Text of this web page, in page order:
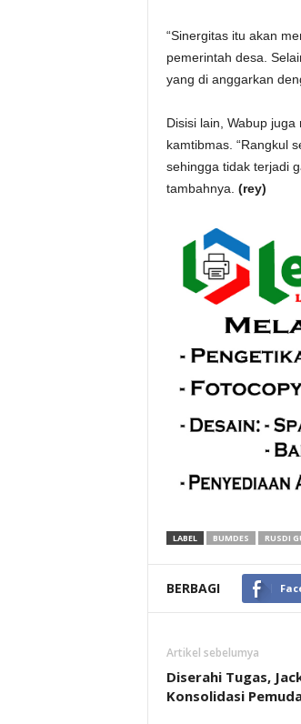
“Sinergitas itu akan
pemerintah desa.
yang di anggarkan
Disisi lain, Wabup
kamtibmas. “Rangkul
sehingga tidak terjadi
tambahnya. (rey)
LABEL BUMDES RUSDI
BERBAGI
Artikel sebelumya
Diserahi Tugas,
Konsolidasi